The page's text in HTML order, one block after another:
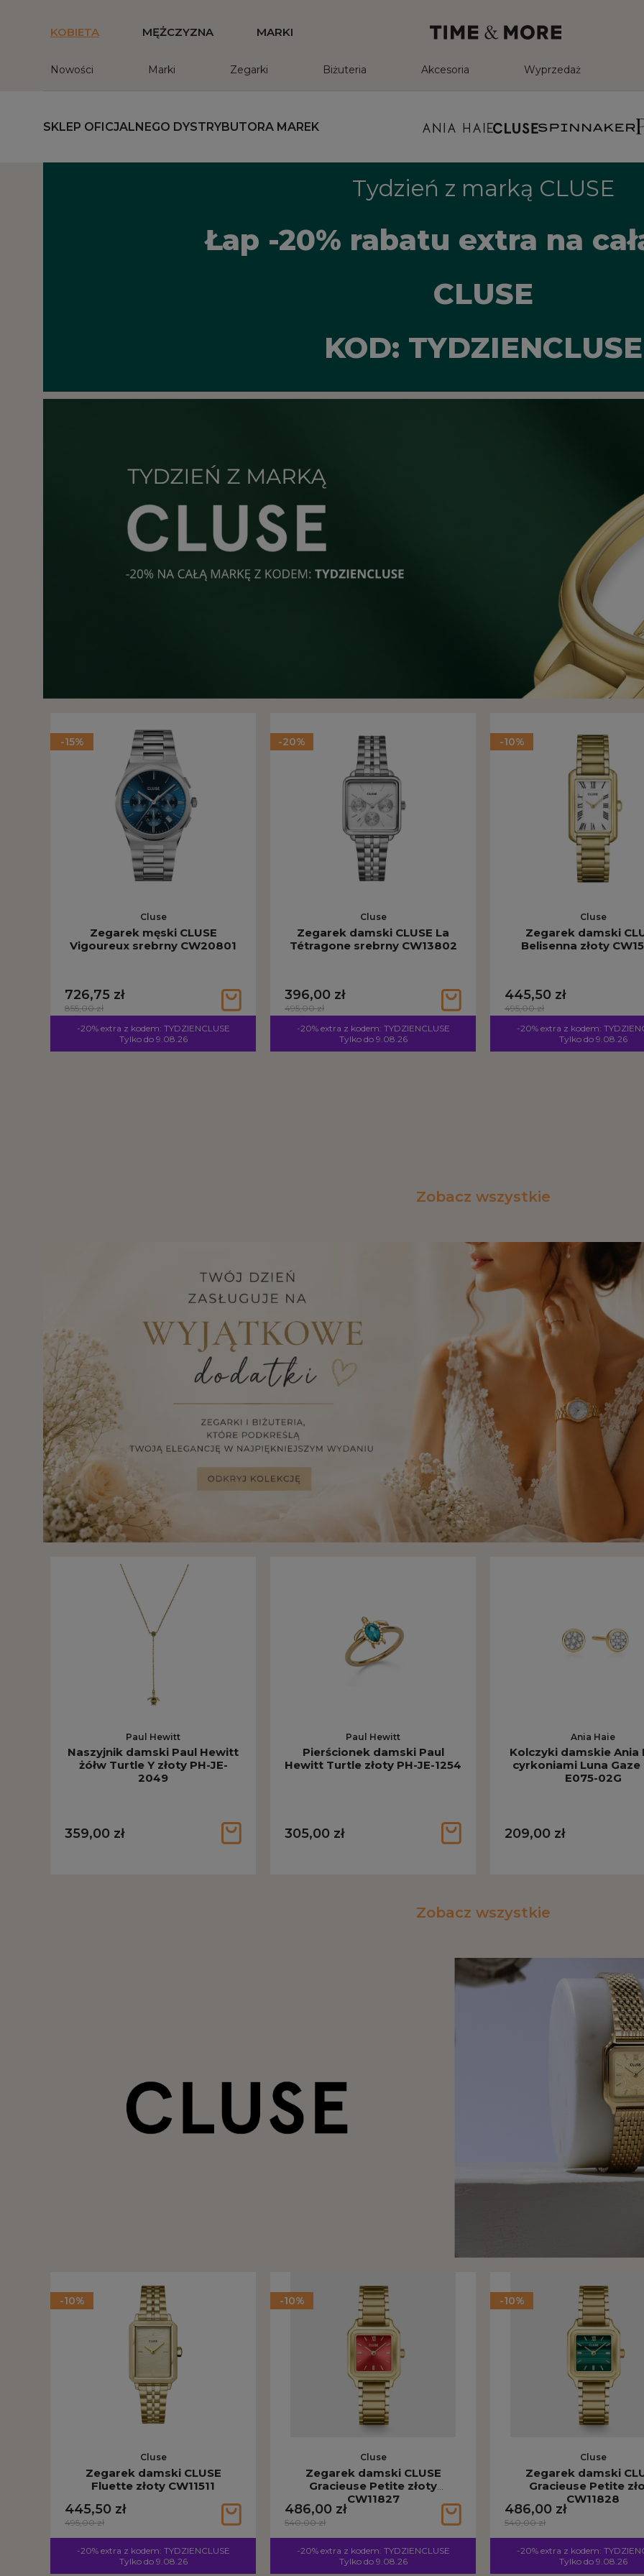
KOBIETA MĘŻCZYZNA MARKI
Nowości Marki Zegarki Biżuteria Akcesoria Wyprzedaż
SKLEP OFICJALNEGO DYSTRYBUTORA MAREK
Tydzień z marką CLUSE
Łap -20% rabatu extra na
CLUSE
KOD: TYDZIENCLUSE
-15%
Cluse
Zegarek męski CLUSE
Vigoureux srebrny CW20801
726,75 zł
855,00 zł
-20% extra z kodem: TYDZIENCLUSE
Tylko do 9.08.26
-20%
Cluse
Zegarek damski CLUSE La
Tétragone srebrny CW13802
396,00 zł
495,00 zł
-20% extra z kodem: TYDZIENCLUSE
Tylko do 9.08.26
-10%
Cluse
Zegarek damski
Belisenna złoty
445,50 zł
495,00 zł
-20% extra z kodem:
Tylko do 9.08.26
Zobacz wszystkie
Paul Hewitt
Naszyjnik damski Paul Hewitt
żółw Turtle Y złoty PH-JE-
2049
359,00 zł
Paul Hewitt
Pierścionek damski Paul
Hewitt Turtle złoty PH-JE-1254
305,00 zł
Ania Haie
Kolczyki damskie Ania
cyrkoniami Luna Gaze
E075-02G
209,00 zł
Zobacz wszystkie
-10%
Cluse
Zegarek damski CLUSE
Fluette złoty CW11511
495,00 zł
445,50 zł
-20% extra z kodem: TYDZIENCLUSE
Tylko do 9.08.26
-10%
Cluse
Zegarek damski CLUSE
Gracieuse Petite złoty
CW11827
540,00 zł
486,00 zł
-20% extra z kodem: TYDZIENCLUSE
Tylko do 9.08.26
-10%
Cluse
Zegarek damski
Gracieuse Petite
CW11828
540,00 zł
486,00 zł
-20% extra z kodem:
Tylko do 9.08.26